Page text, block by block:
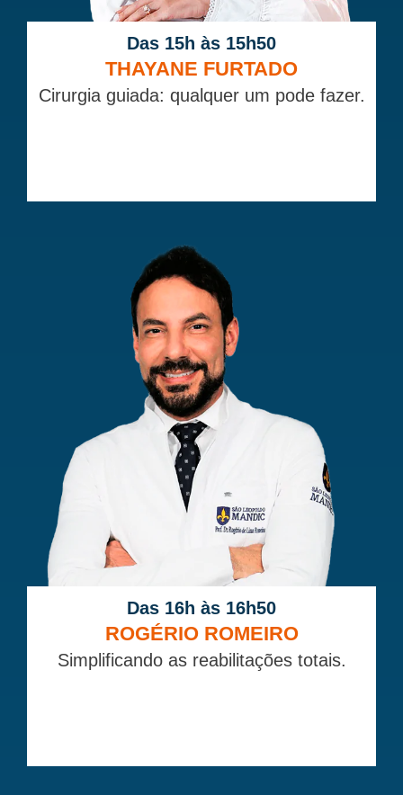
Das 15h às 15h50
THAYANE FURTADO
Cirurgia guiada: qualquer um pode fazer.
Das 16h às 16h50
ROGÉRIO ROMEIRO
Simplificando as reabilitações totais.